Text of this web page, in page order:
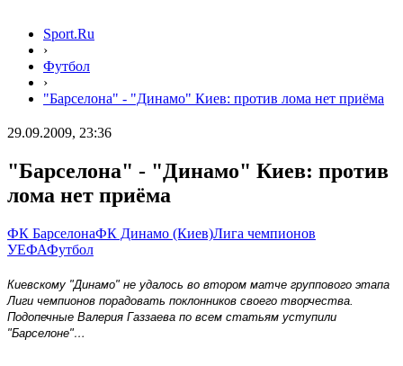
Sport.Ru
›
Футбол
›
"Барселона" - "Динамо" Киев: против лома нет приёма
29.09.2009, 23:36
"Барселона" - "Динамо" Киев: против
лома нет приёма
ФК БарселонаФК Динамо (Киев)Лига чемпионов
УЕФАФутбол
Киевскому "Динамо" не удалось во втором матче группового этапа
Лиги чемпионов порадовать поклонников своего творчества.
Подопечные Валерия Газзаева по всем статьям уступили
"Барселоне"…